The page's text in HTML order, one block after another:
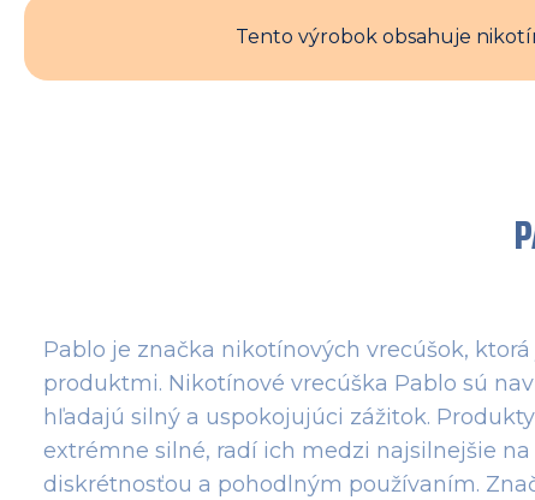
Tento výrobok obsahuje
Pablo je značka nikotínových vrecúšok,
produktmi. Nikotínové vrecúška Pablo sú
hľadajú silný a uspokojujúci zážitok.
extrémne silné, radí ich medzi najsilnejšie
diskrétnosťou a pohodlným používaním.